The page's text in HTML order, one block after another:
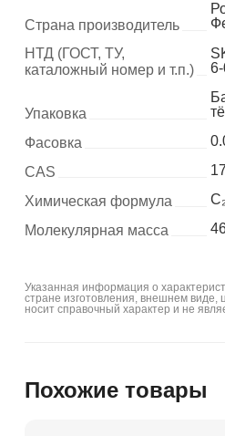
Страна производитель
НТД (ГОСТ, ТУ,
каталожный номер и т.п.)
Упаковка
Фасовка
CAS
Химическая формула
Молекулярная масса
Указанная информация о
стране изготовления, внешнем виде,
носит справочный характер и не
Похожие товары